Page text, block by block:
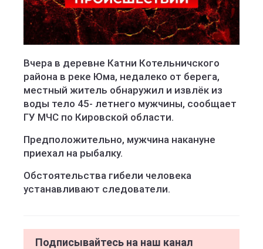
Вчера в деревне Катни Котельничского
района в реке Юма, недалеко от берега,
местный житель обнаружил и извлёк из
воды тело 45- летнего мужчины, сообщает
ГУ МЧС по Кировской области.
Предположительно, мужчина накануне
приехал на рыбалку.
Обстоятельства гибели человека
устанавливают следователи.
Подписывайтесь на наш канал